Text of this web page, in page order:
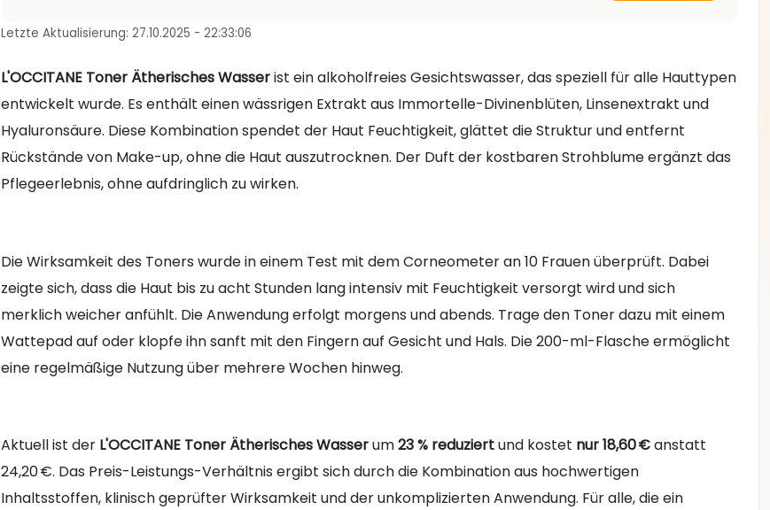
Letzte Aktualisierung: 27.10.2025 - 22:33:06
L'OCCITANE Toner Ätherisches Wasserist ein alkoholfreies Gesichtswasser, das speziell für alle Hauttypen
entwickelt wurde. Es enthält einen wässrigen Extrakt aus Immortelle-Divinenblüten, Linsenextrakt und
Hyaluronsäure. Diese Kombination spendet der Haut Feuchtigkeit, glättet die Struktur und entfernt
Rückstände von Make-up, ohne die Haut auszutrocknen. Der Duft der kostbaren Strohblume ergänzt das
Pflegeerlebnis, ohne aufdringlich zu wirken.
Die Wirksamkeit des Toners wurde in einem Test mit dem Corneometer an 10 Frauen überprüft. Dabei
zeigte sich, dass die Haut bis zu acht Stunden lang intensiv mit Feuchtigkeit versorgt wird und sich
merklich weicher anfühlt. Die Anwendung erfolgt morgens und abends. Trage den Toner dazu mit einem
Wattepad auf oder klopfe ihn sanft mit den Fingern auf Gesicht und Hals. Die 200-ml-Flasche ermöglicht
eine regelmäßige Nutzung über mehrere Wochen hinweg.
Aktuell ist der L'OCCITANE Toner Ätherisches Wasserum23 % reduziertund kostet nur 18,60 €anstatt
24,20 €. Das Preis-Leistungs-Verhältnis ergibt sich durch die Kombination aus hochwertigen
Inhaltsstoffen, klinisch geprüfter Wirksamkeit und der unkomplizierten Anwendung. Für alle, die ein